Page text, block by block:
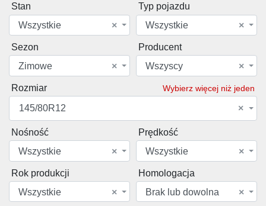
Stan
×
Wszystkie
Typ pojazdu
×
Wszystkie
Sezon
×
Zimowe
Producent
×
Wszyscy
Rozmiar Wybierz więcej niż jeden
×
145/80R12
Nośność
×
Wszystkie
Prędkość
×
Wszystkie
Rok produkcji
×
Wszystkie
Homologacja
×
Brak lub dowolna